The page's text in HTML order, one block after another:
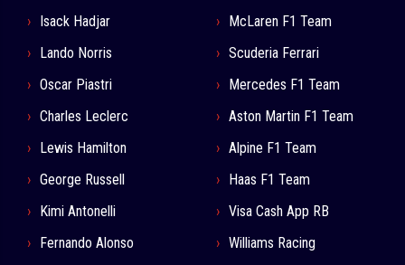
Isack Hadjar
Lando Norris
Oscar Piastri
Charles Leclerc
Lewis Hamilton
George Russell
Kimi Antonelli
Fernando Alonso
McLaren F1 Team
Scuderia Ferrari
Mercedes F1 Team
Aston Martin F1 Team
Alpine F1 Team
Haas F1 Team
Visa Cash App RB
Williams Racing